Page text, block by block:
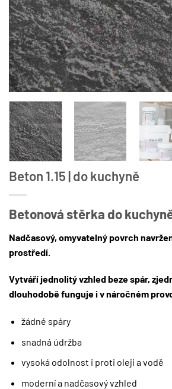
Beton 1.15 | do kuchyně
Betonová stěrka do
Nadčasový, omyvatelný povrch
prostředí.
Vytváří jednolitý vzhled beze spár,
dlouhodobě funguje i v náročném
žádné spáry
snadná údržba
vysoká odolnost i proti oleji a vodě
moderní a nadčasový vzhled